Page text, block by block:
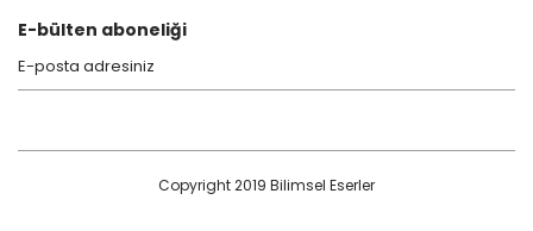
E-bülten aboneliği
Copyright 2019 Bilimsel Eserler